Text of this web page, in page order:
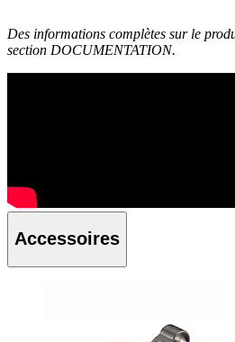
Des informations complètes sur le
section DOCUMENTATION.
Accessoires